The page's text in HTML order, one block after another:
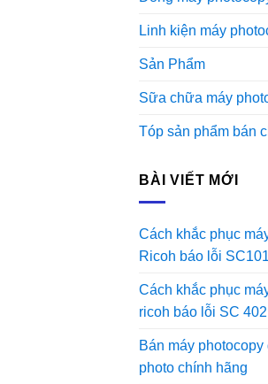
Linh kiện máy
Sản Phẩm
Sữa chữa máy
Tóp sản phẩm bán
BÀI VIẾT MỚI
Cách khắc phục
Ricoh báo lỗi SC101
Cách khắc phục
ricoh báo lỗi SC 402
Bán máy photocopy
photo chính hãng